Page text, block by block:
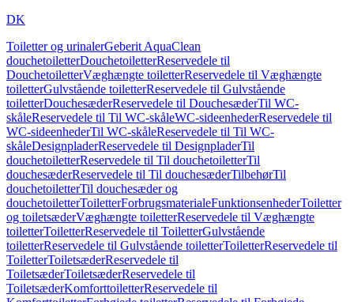
DK
Toiletter og urinalerGeberit AquaClean
douchetoiletterDouchetoiletterReservedele til
DouchetoiletterVæghængte toiletterReservedele til Væghængte
toiletterGulvstående toiletterReservedele til Gulvstående
toiletterDouchesæderReservedele til DouchesæderTil WC-
skåleReservedele til Til WC-skåleWC-sideenhederReservedele til
WC-sideenhederTil WC-skåleReservedele til Til WC-
skåleDesignpladerReservedele til DesignpladerTil
douchetoiletterReservedele til Til douchetoiletterTil
douchesæderReservedele til Til douchesæderTilbehørTil
douchetoiletterTil douchesæder og
douchetoiletterToiletterForbrugsmaterialeFunktionsenhederToiletter
og toiletsæderVæghængte toiletterReservedele til Væghængte
toiletterToiletterReservedele til ToiletterGulvstående
toiletterReservedele til Gulvstående toiletterToiletterReservedele til
ToiletterToiletsæderReservedele til
ToiletsæderToiletsæderReservedele til
ToiletsæderKomforttoiletterReservedele til